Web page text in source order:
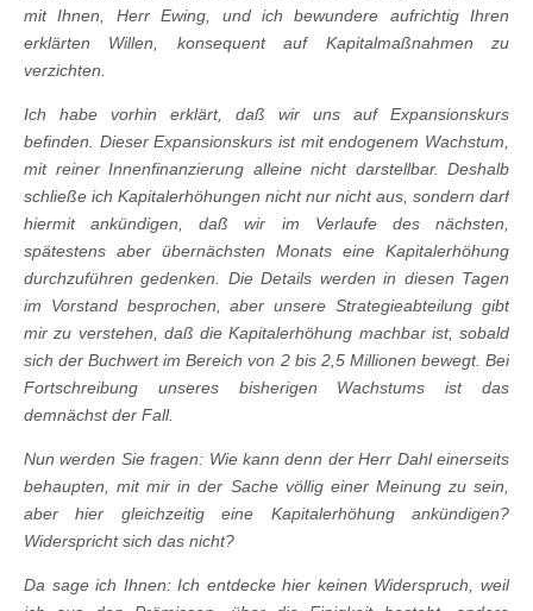
mit Ihnen, Herr Ewing, und ich bewundere aufrichtig Ihren
erklärten Willen, konsequent auf Kapitalmaßnahmen zu
verzichten.
Ich habe vorhin erklärt, daß wir uns auf Expansionskurs
befinden. Dieser Expansionskurs ist mit endogenem Wachstum,
mit reiner Innenfinanzierung alleine nicht darstellbar. Deshalb
schließe ich Kapitalerhöhungen nicht nur nicht aus, sondern darf
hiermit ankündigen, daß wir im Verlaufe des nächsten,
spätestens aber übernächsten Monats eine Kapitalerhöhung
durchzuführen gedenken. Die Details werden in diesen Tagen
im Vorstand besprochen, aber unsere Strategieabteilung gibt
mir zu verstehen, daß die Kapitalerhöhung machbar ist, sobald
sich der Buchwert im Bereich von 2 bis 2,5 Millionen bewegt. Bei
Fortschreibung unseres bisherigen Wachstums ist das
demnächst der Fall.
Nun werden Sie fragen: Wie kann denn der Herr Dahl einerseits
behaupten, mit mir in der Sache völlig einer Meinung zu sein,
aber hier gleichzeitig eine Kapitalerhöhung ankündigen?
Widerspricht sich das nicht?
Da sage ich Ihnen: Ich entdecke hier keinen Widerspruch, weil